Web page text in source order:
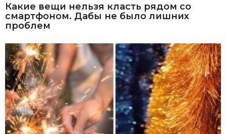
Какие вещи нельзя класть рядом со
смартфоном. Дабы не было лишних
проблем